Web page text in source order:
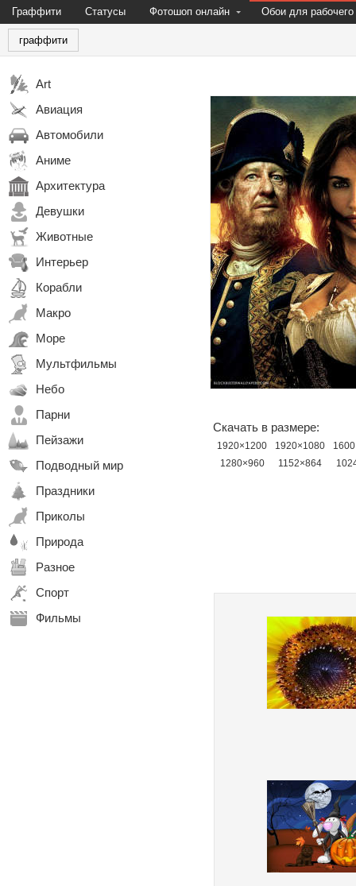
Граффити Статусы Фотошоп онлайн Обои для рабочего
граффити
Art
Авиация
Автомобили
Аниме
Архитектура
Девушки
Животные
Интерьер
Корабли
Макро
Море
Мультфильмы
Небо
Парни
Пейзажи
Подводный мир
Праздники
Приколы
Природа
Разное
Спорт
Фильмы
Скачать в размере:
1920×1200 1920×1080
1280×960
1152×864